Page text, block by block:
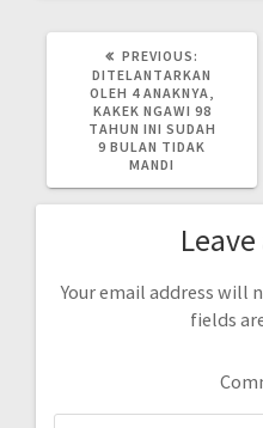
PREVIOUS:
POST:
DITELANTARKAN
OLEH 4 ANAKNYA,
KAKEK NGAWI 98
TAHUN INI SUDAH
9 BULAN TIDAK
MANDI
Your email address will
fields